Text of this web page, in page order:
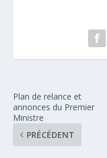
Plan de relance et
annonces du Premier
Ministre
PRÉCÉDENT